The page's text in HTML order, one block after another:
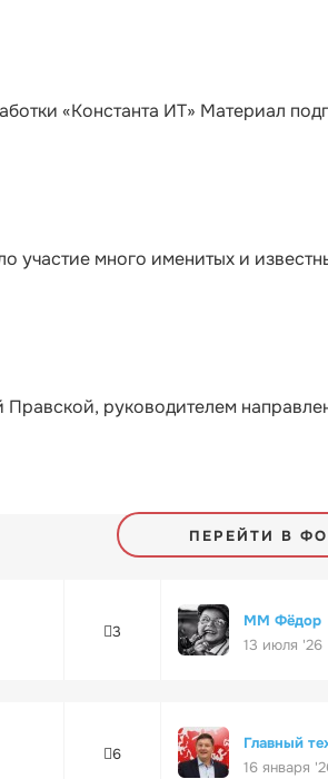
«Константа ИТ» Материал
участие много именитых и
руководителем
ПЕРЕЙТИ В
3
ММ Фёдор
13 июля '26
6
Главный
16 января